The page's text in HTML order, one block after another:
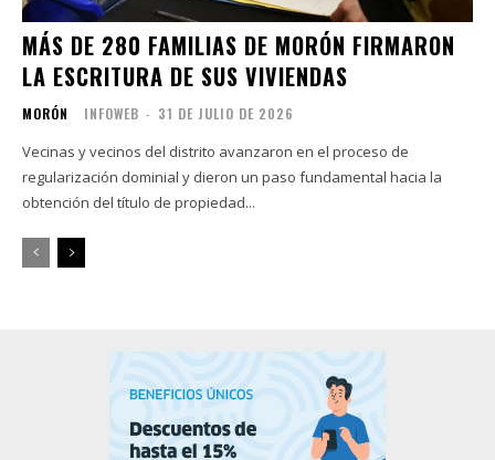
MÁS DE 280 FAMILIAS DE MORÓN FIRMARON
LA ESCRITURA DE SUS VIVIENDAS
MORÓN INFOWEB - 31 DE JULIO DE 2026
Vecinas y vecinos del distrito avanzaron en el proceso de
regularización dominial y dieron un paso fundamental hacia la
obtención del título de propiedad...